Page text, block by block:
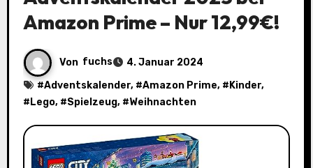
Amazon Prime – Nur 12,99€!
Von fuchs
4. Januar 2024
#Adventskalender, #Amazon Prime, # Kinder,
# Lego, #Spielzeug, #Weihnachten